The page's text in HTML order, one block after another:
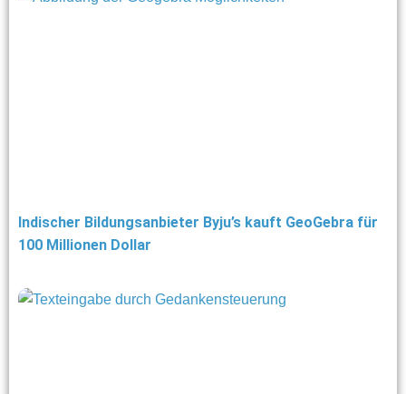
Indischer Bildungsanbieter Byju’s kauft GeoGebra für
100 Millionen Dollar